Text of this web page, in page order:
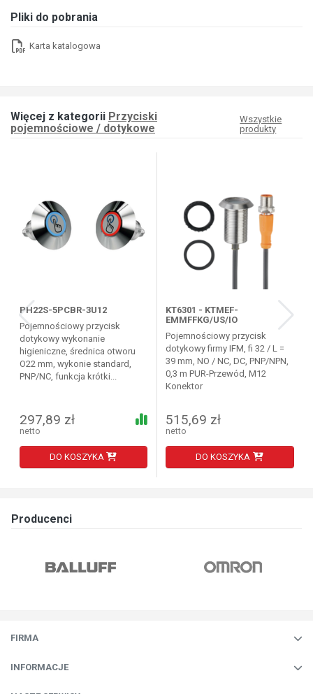
Pliki do pobrania
Karta katalogowa
Więcej z kategorii Przyciski
pojemnościowe / dotykowe
Wszystkie
produkty
PH22S-5PCBR-3U12
Pojemnościowy przycisk
dotykowy wykonanie
higieniczne, średnica otworu
O22 mm, wykonie standard,
PNP/NC, funkcja krótki...
297,89 zł
netto
DO KOSZYKA
KT6301 - KTMEF-
EMMFFKG/US/IO
Pojemnościowy przycisk
dotykowy firmy IFM, fi 32 / L =
39 mm, NO / NC, DC, PNP/NPN,
0,3 m PUR-Przewód, M12
Konektor
515,69 zł
netto
DO KOSZYKA
Producenci
FIRMA
INFORMACJE